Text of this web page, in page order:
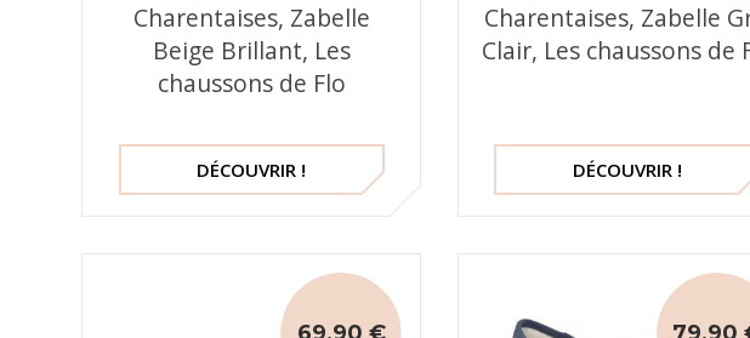
Charentaises, Zabelle
Beige Brillant, Les
chaussons de Flo
DÉCOUVRIR !
Charentaises, Zabelle
Clair, Les chaussons de
DÉCOUVRIR !